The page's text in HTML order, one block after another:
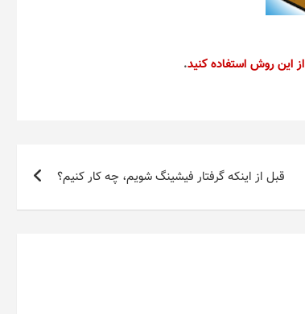
از این روش استفاده کنید.
قبل از اینکه گرفتار فیشینگ شویم، چه کار کنیم؟